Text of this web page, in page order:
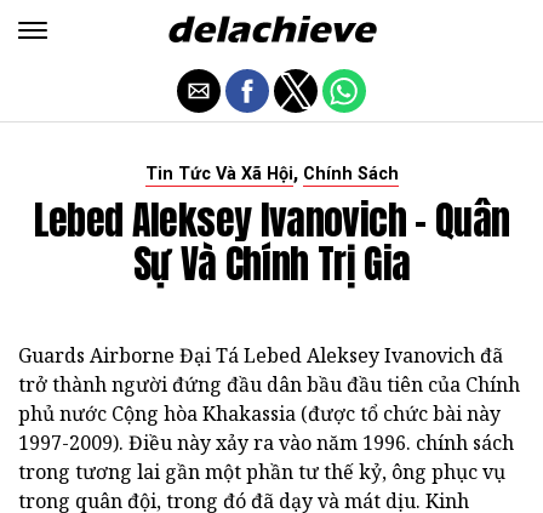
Tin Tức Và Xã Hội, Chính Sách
Lebed Aleksey Ivanovich - Quân
Sự Và Chính Trị Gia
Guards Airborne Đại Tá Lebed Aleksey Ivanovich đã
trở thành người đứng đầu dân bầu đầu tiên của Chính
phủ nước Cộng hòa Khakassia (được tổ chức bài này
1997-2009). Điều này xảy ra vào năm 1996. chính sách
trong tương lai gần một phần tư thế kỷ, ông phục vụ
trong quân đội, trong đó đã dạy và mát dịu. Kinh